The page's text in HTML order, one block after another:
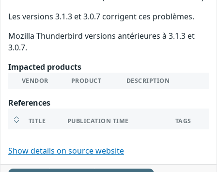
Les versions 3.1.3 et 3.0.7 corrigent ces problèmes.
Mozilla Thunderbird versions antérieures à 3.1.3 et
3.0.7.
Impacted products
VENDOR PRODUCT DESCRIPTION
References
TITLE PUBLICATION TIME TAGS
Show details on source website